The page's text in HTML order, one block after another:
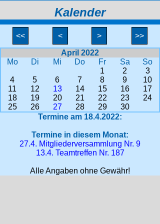
Kalender
<< < >
>>
April 2022
Mo
Di Mi Do Fr Sa
So
1
2
3
4
5 6 7 8 9
10
11
12 13 14 15 16
17
18
19 20 21 22 23
24
25
26 27 28 29
30
Termine am 18.4.2022:
Termine in diesem Monat:
27.4. Mitgliederversammlung Nr. 9
13.4. Teamtreffen Nr. 187
Alle Angaben ohne Gewähr!